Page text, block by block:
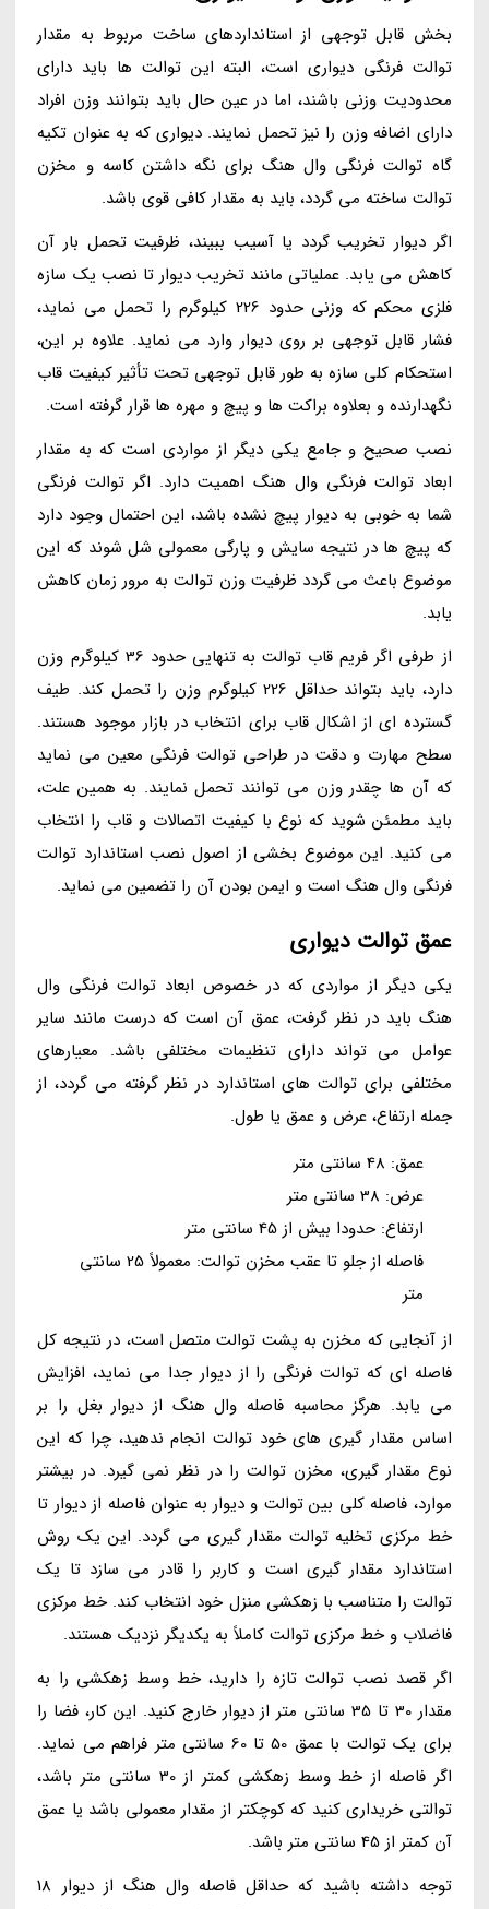
بخش قابل توجهی از استانداردهای ساخت مربوط به مقدار
توالت فرنگی دیواری است، البته این توالت ها باید دارای
محدودیت وزنی باشند، اما در عین حال باید بتوانند وزن افراد
دارای اضافه وزن را نیز تحمل نمایند. دیواری که به عنوان تکیه
گاه توالت فرنگی وال هنگ برای نگه داشتن کاسه و مخزن
توالت ساخته می گردد، باید به مقدار کافی قوی باشد.
اگر دیوار تخریب گردد یا آسیب ببیند، ظرفیت تحمل بار آن
کاهش می یابد. عملیاتی مانند تخریب دیوار تا نصب یک سازه
فلزی محکم که وزنی حدود 226 کیلوگرم را تحمل می نماید،
فشار قابل توجهی بر روی دیوار وارد می نماید. علاوه بر این،
استحکام کلی سازه به طور قابل توجهی تحت تأثیر کیفیت قاب
نگهدارنده و بعلاوه براکت ها و پیچ و مهره ها قرار گرفته است.
نصب صحیح و جامع یکی دیگر از مواردی است که به مقدار
ابعاد توالت فرنگی وال هنگ اهمیت دارد. اگر توالت فرنگی
شما به خوبی به دیوار پیچ نشده باشد، این احتمال وجود دارد
که پیچ ها در نتیجه سایش و پارگی معمولی شل شوند که این
موضوع باعث می گردد ظرفیت وزن توالت به مرور زمان کاهش
یابد.
از طرفی اگر فریم قاب توالت به تنهایی حدود 36 کیلوگرم وزن
دارد، باید بتواند حداقل 226 کیلوگرم وزن را تحمل کند. طیف
گسترده ای از اشکال قاب برای انتخاب در بازار موجود هستند.
سطح مهارت و دقت در طراحی توالت فرنگی معین می نماید
که آن ها چقدر وزن می توانند تحمل نمایند. به همین علت،
باید مطمئن شوید که نوع با کیفیت اتصالات و قاب را انتخاب
می کنید. این موضوع بخشی از اصول نصب استاندارد توالت
فرنگی وال هنگ است و ایمن بودن آن را تضمین می نماید.
عمق توالت دیواری
یکی دیگر از مواردی که در خصوص ابعاد توالت فرنگی وال
هنگ باید در نظر گرفت، عمق آن است که درست مانند سایر
عوامل می تواند دارای تنظیمات مختلفی باشد. معیارهای
مختلفی برای توالت های استاندارد در نظر گرفته می گردد، از
جمله ارتفاع، عرض و عمق یا طول.
عمق: 48 سانتی متر
عرض: 38 سانتی متر
ارتفاع: حدودا بیش از 45 سانتی متر
فاصله از جلو تا عقب مخزن توالت: معمولاً 25 سانتی
متر
از آنجایی که مخزن به پشت توالت متصل است، در نتیجه کل
فاصله ای که توالت فرنگی را از دیوار جدا می نماید، افزایش
می یابد. هرگز محاسبه فاصله وال هنگ از دیوار بغل را بر
اساس مقدار گیری های خود توالت انجام ندهید، چرا که این
نوع مقدار گیری، مخزن توالت را در نظر نمی گیرد. در بیشتر
موارد، فاصله کلی بین توالت و دیوار به عنوان فاصله از دیوار تا
خط مرکزی تخلیه توالت مقدار گیری می گردد. این یک روش
استاندارد مقدار گیری است و کاربر را قادر می سازد تا یک
توالت را متناسب با زهکشی منزل خود انتخاب کند. خط مرکزی
فاضلاب و خط مرکزی توالت کاملاً به یکدیگر نزدیک هستند.
اگر قصد نصب توالت تازه را دارید، خط وسط زهکشی را به
مقدار 30 تا 35 سانتی متر از دیوار خارج کنید. این کار، فضا را
برای یک توالت با عمق 50 تا 60 سانتی متر فراهم می نماید.
اگر فاصله از خط وسط زهکشی کمتر از 30 سانتی متر باشد،
توالتی خریداری کنید که کوچکتر از مقدار معمولی باشد یا عمق
آن کمتر از 45 سانتی متر باشد.
توجه داشته باشید که حداقل فاصله وال هنگ از دیوار 18